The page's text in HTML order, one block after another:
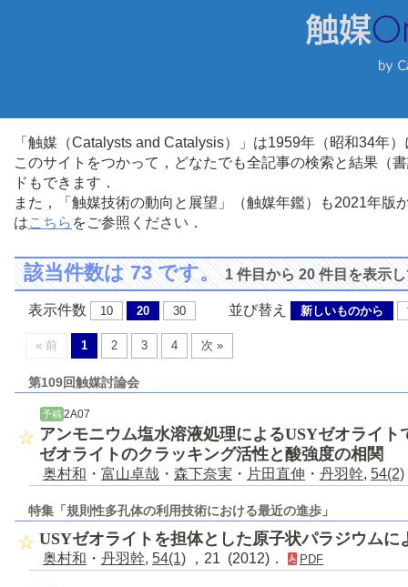
「触媒（Catalysts and Catalysis）」は1959年（昭和34年
このサイトをつかって，どなたでも全記事の検索と結果（
ドもできます．
また，「触媒技術の動向と展望」（触媒年鑑）も2021年
はこちら をご参照ください．
該当件数は 73 です。1 件目から 20 件目を表示
表示件数 10 20 30 並び替え 新しいものから
« 前 1 2 3 4 次 »
第109回触媒討論会
予稿 2A07
アンモニウム塩水溶液処理によるUSYゼオライ
ゼオライトのクラッキング活性と酸強度の相関
奥村和 ・ 富山卓哉 ・ 森下奈実 ・ 片田直伸 ・ 丹羽幹, 54(2)
特集「規則性多孔体の利用技術における最近の進歩」
USYゼオライトを担体とした原子状パラジウム
奥村和 ・ 丹羽幹, 54(1) ，21 (2012)． PDF